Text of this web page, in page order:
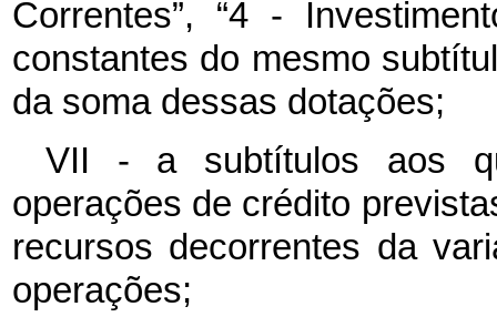
Correntes”, “4 -
constantes do mesmo
da soma dessas dotações;
VII - a subtítulos aos
operações de crédito
recursos decorrentes da
operações;